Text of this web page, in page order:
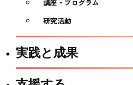
講座・プログラム
研究活動
実践と成果